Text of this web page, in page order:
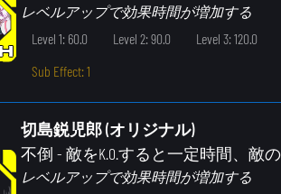
レベルアップで効果時間が増加する
Level 1: 60.0
Level 2: 90.0 Level 3: 120.0
Sub Effect: 1
切島鋭児郎 (オリジナル)
不倒 - 敵をK.O.すると一定時間、敵
レベルアップで効果時間が増加する